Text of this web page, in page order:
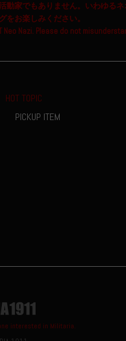
家でもありません。いわゆる
をお楽しみください。
Neo Nazi. Please do not
HOT TOPIC
PICKUP ITEM
interested in Militaria.